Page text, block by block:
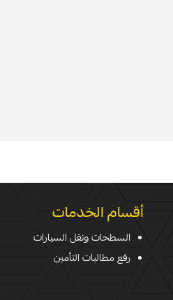
أقسام الخدمات
السطحات ونقل السيارات
رفع مطالبات التأمين